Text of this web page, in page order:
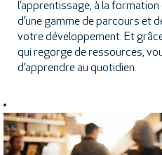
l’apprentissage, à la
d’une gamme de parcours et
votre développement. Et
qui regorge de ressources,
d’apprendre au quotidien.